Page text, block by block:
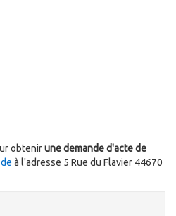
obtenirune demande d'acte de
à l'adresse 5 Rue du Flavier 44670